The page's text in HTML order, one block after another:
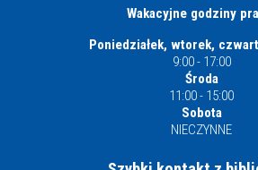
Wakacyjne godziny
Poniedziałek, wtorek,
9:00 - 17:00
Środa
11:00 - 15:00
Sobota
NIECZYNNE